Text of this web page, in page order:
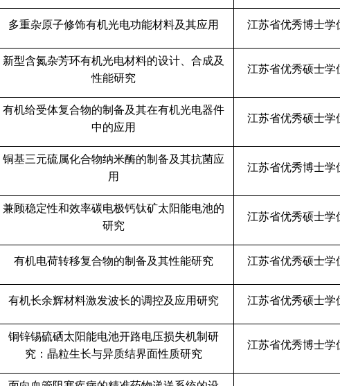
多重杂原子修饰有机光电功能材料及其应用 江苏省优秀博士学
新型含氮杂芳环有机光电材料的设计、合成及
性能研究
江苏省优秀硕士学
有机给受体复合物的制备及其在有机光电器件
中的应用
江苏省优秀硕士学
铜基三元硫属化合物纳米酶的制备及其抗菌应
用
江苏省优秀博士学
兼顾稳定性和效率碳电极钙钛矿太阳能电池的
研究
江苏省优秀硕士学
有机电荷转移复合物的制备及其性能研究 江苏省优秀硕士学
有机长余辉材料激发波长的调控及应用研究 江苏省优秀硕士学
铜锌锡硫硒太阳能电池开路电压损失机制研
究：晶粒生长与异质结界面性质研究
江苏省优秀博士学